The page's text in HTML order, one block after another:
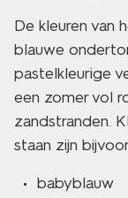
De kleuren van
blauwe
pastelkleurige
een zomer vol
zandstranden.
staan zijn
babyblauw